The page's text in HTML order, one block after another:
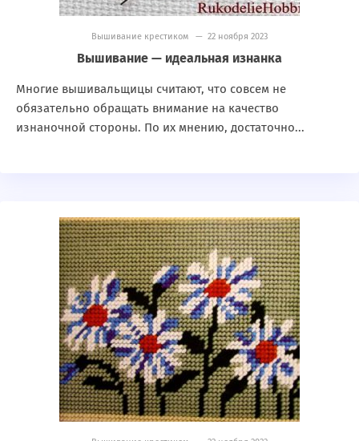
Вышивание крестиком — 22 ноября 2023
Вышивание — идеальная изнанка
Многие вышивальщицы считают, что совсем не
обязательно обращать внимание на качество
изнаночной стороны. По их мнению, достаточно...